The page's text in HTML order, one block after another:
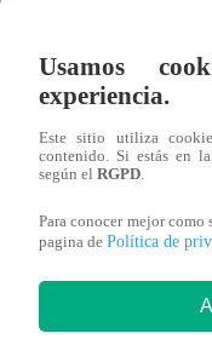
¿Yahaira Plasencia
más unidas que
Usamos
experiencia.
Este sitio utiliza
contenido. Si estás en la
según el RGPD.
Para conocer mejor
pagina de Política de